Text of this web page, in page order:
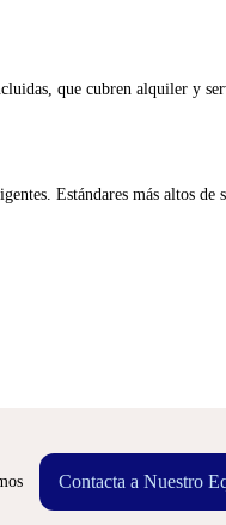
que cubren alquiler y
Estándares más altos de
Contacta a Nuestro